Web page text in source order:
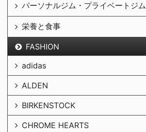
パーソナルジム・プライベートジム
栄養と食事
FASHION
adidas
ALDEN
BIRKENSTOCK
CHROME HEARTS